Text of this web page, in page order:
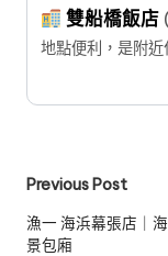
雙船橋飯店
地點便利，是附近
Post
Previous Post
漁一 海浜幕張店｜
景包廂